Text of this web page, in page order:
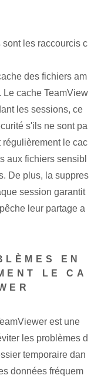
les raccourcis c
des fichiers am
cache TeamView
les sessions, ce
s'ils ne sont pa
régulièrement le cac
aux fichiers sensibl
De plus, la suppres
session garantit
leur partage a
EN
LE CA
est une
les problèmes d
temporaire dan
données fréquem